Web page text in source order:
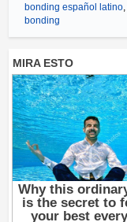
bonding español latino,
bonding